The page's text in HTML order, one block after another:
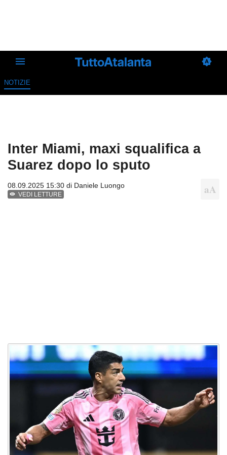
NOTIZIE
Inter Miami, maxi squalifica a
Suarez dopo lo sputo
08.09.2025 15:30 di Daniele Luongo
VEDI LETTURE